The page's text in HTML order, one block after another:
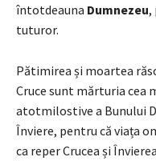
întotdeauna Dumnezeu,
tuturor.
Pătimirea și moartea
Cruce sunt mărturia cea
atotmilostive a Bunului
Înviere, pentru că viața
ca reper Crucea și